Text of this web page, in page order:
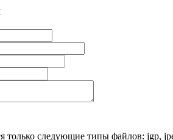
только следующие типы файлов: jgp,